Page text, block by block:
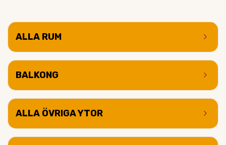
keyboard_arrow_right
ALLA RUM
keyboard_arrow_right
BALKONG
keyboard_arrow_right
ALLA ÖVRIGA YTOR